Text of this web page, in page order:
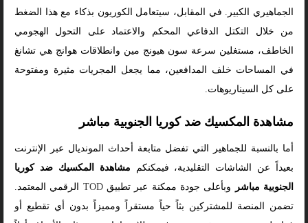
الجماهيري الكبير. في المقابل، سيتعامل الكوريون بذكاء مع هذا الضغط
من خلال التكتل الدفاعي المحكم والاعتماد على التحول الهجومي
الخاطف، مستغلين سرعة سون هيونج مين وانطلاقات هوانج هي تشانغ
في المساحات خلف المدافعين، مما يجعل المجريات مثيرة ومفتوحة
على كل السيناريوهات.
مشاهدة المكسيك ضد كوريا الجنوبية مباشر
أما بالنسبة للجماهير التي تفضل متابعة أحداث المونديال عبر الإنترنت
بعيداً عن الشاشات التقليدية، فيمكنكم مشاهدة المكسيك ضد كوريا
الجنوبية مباشر
وبأعلى جودة ممكنة عبر تطبيقTOD الرقمي المعتمد.
تضمن المنصة للمشتركين بثاً حياً مستقراً ومميزاً بدون أي تقطيع أو